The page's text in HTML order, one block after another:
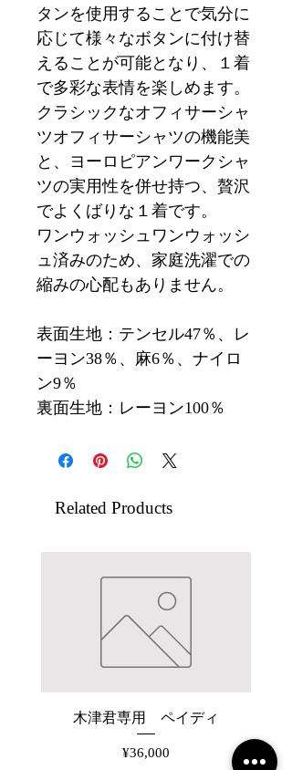
タンを使用することで気分に
応じて様々なボタンに付け替
えることが可能となり、１着
で多彩な表情を楽しめます。
クラシックなオフィサーシャ
ツオフィサーシャツの機能美
と、ヨーロピアンワークシャ
ツの実用性を併せ持つ、贅沢
でよくばりな１着です。
ワンウォッシュワンウォッシ
ュ済みのため、家庭洗濯での
縮みの心配もありません。
表面生地：テンセル47％、レ
ーヨン38％、麻6％、ナイロ
ン9％
裏面生地：レーヨン100％
Related Products
木津君専用 ペイディ
Price
¥36,000